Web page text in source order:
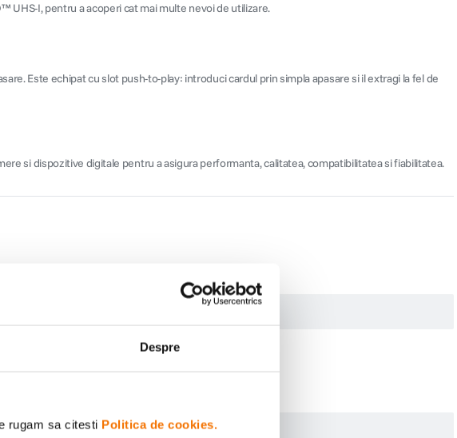
Despre
rugam sa citesti Politica de cookies.
I, pentru a acoperi cat mai multe nevoi de utilizare.
Este echipat cu slot push-to-play: introduci cardul prin simpla apasare si il extragi la fel de
si dispozitive digitale pentru a asigura performanta, calitatea, compatibilitatea si fiabilitatea.